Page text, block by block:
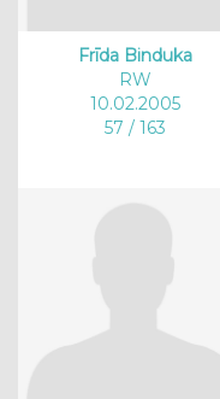
Frīda Binduka
RW
10.02.2005
57 / 163